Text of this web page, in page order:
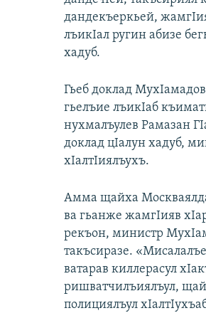
дандекъеркьей,
лъикIал ругин абизе
хадуб.
Гьеб доклад
гьелъие лъикIаб
нухмалъулев Рамазан
доклад цIалун хадуб,
хIалтIиялъухъ.
Амма щайха
ва гьанже жамгIияв
рекъон, министр
такъсиразе.
ватарав киллерасул
ришватчилъиялъул, щай
полициялъул